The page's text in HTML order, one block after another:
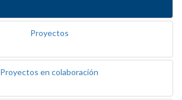
Proyectos
Proyectos en colaboración